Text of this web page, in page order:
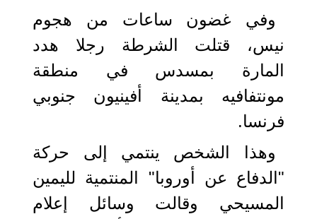
وفي غضون ساعات من هجوم
نيس، قتلت الشرطة رجلا هدد
المارة بمسدس في منطقة
مونتفافيه بمدينة أفينيون جنوبي
فرنسا.
وهذا الشخص ينتمي إلى حركة
"الدفاع عن أوروبا" المنتمية لليمين
المسيحي وقالت وسائل إعلام